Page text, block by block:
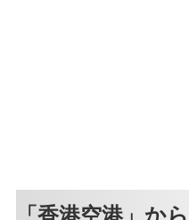
「香港空港」か